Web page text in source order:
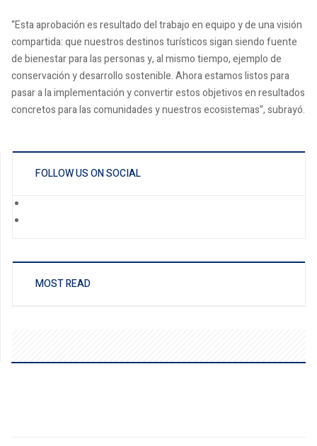
“Esta aprobación es resultado del trabajo en equipo y de una visión
compartida: que nuestros destinos turísticos sigan siendo fuente
de bienestar para las personas y, al mismo tiempo, ejemplo de
conservación y desarrollo sostenible. Ahora estamos listos para
pasar a la implementación y convertir estos objetivos en resultados
concretos para las comunidades y nuestros ecosistemas”, subrayó.
FOLLOW US ON SOCIAL
MOST READ